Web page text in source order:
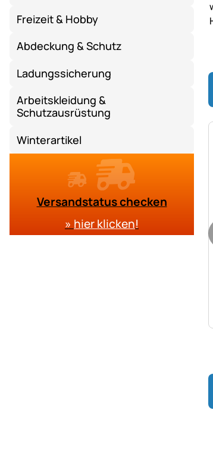
Freizeit & Hobby
Abdeckung & Schutz
Ladungssicherung
Arbeitskleidung &
Schutzausrüstung
Winterartikel
Versandstatus checken
» hier klicken!